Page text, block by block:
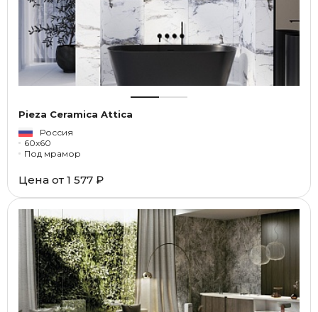
Pieza Ceramica Attica
Россия
60x60
Под мрамор
Цена от 1 577 ₽